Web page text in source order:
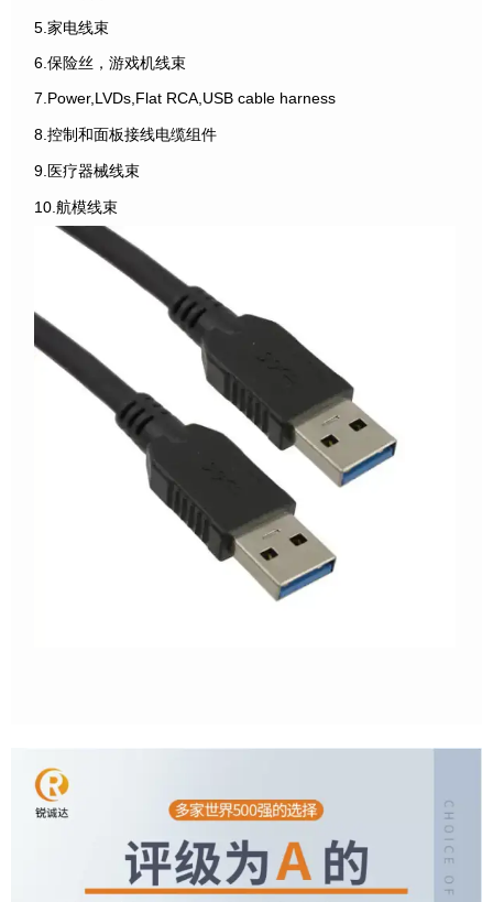
5.家电线束
6.保险丝，游戏机线束
7.Power,LVDs,Flat RCA,USB cable harness
8.控制和面板接线电缆组件
9.医疗器械线束
10.航模线束